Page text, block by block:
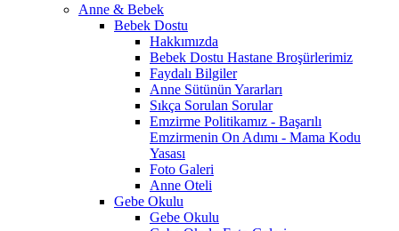
Anne & Bebek
Bebek Dostu
Hakkımızda
Bebek Dostu Hastane Broşürlerimiz
Faydalı Bilgiler
Anne Sütünün Yararları
Sıkça Sorulan Sorular
Emzirme Politikamız - Başarılı
Emzirmenin On Adımı - Mama Kodu
Yasası
Foto Galeri
Anne Oteli
Gebe Okulu
Gebe Okulu